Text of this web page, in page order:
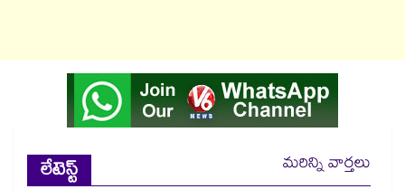
లేటెస్ట్
మరిన్ని వార్తలు